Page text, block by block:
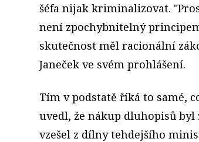
šéfa nijak kriminalizovat.
není zpochybnitelný
skutečnost měl racionální
Janeček ve svém prohlášení.
Tím v podstatě říká to samé,
uvedl, že nákup dluhopisů byl
vzešel z dílny tehdejšího